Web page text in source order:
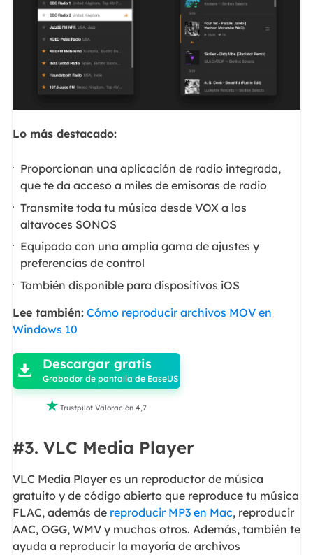
Lo más destacado:
Proporcionan una aplicación de radio integrada,
que te da acceso a miles de emisoras de radio
Transmite toda tu música desde VOX a los
altavoces SONOS
Equipado con una amplia gama de ajustes y
preferencias de control
También disponible para dispositivos iOS
Lee también: Cómo reproducir archivos MOV en
Windows 10

 Descargar gratis
Grabador de pantalla de EaseUS
 Trustpilot Valoración 4,7
#3. VLC Media Player
VLC Media Player es un reproductor de música
gratuito y de código abierto que reproduce tu música
FLAC, además de reproducir MP3 en Mac, reproducir
AAC, OGG, WMV y muchos otros. Además, también te
ayuda a reproducir la mayoría de archivos